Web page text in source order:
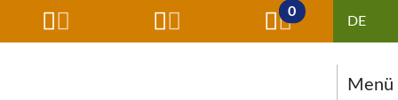
0
Menü